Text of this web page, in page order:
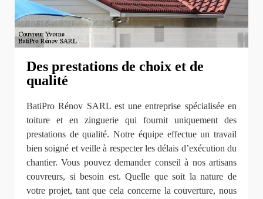
Des prestations de choix et de
qualité
BatiPro Rénov SARL est une entreprise spécialisée en
toiture et en zinguerie qui fournit uniquement des
prestations de qualité. Notre équipe effectue un travail
bien soigné et veille à respecter les délais d’exécution du
chantier. Vous pouvez demander conseil à nos artisans
couvreurs, si besoin est. Quelle que soit la nature de
votre projet, tant que cela concerne la couverture, nous